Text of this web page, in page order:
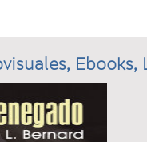
Ebooks,